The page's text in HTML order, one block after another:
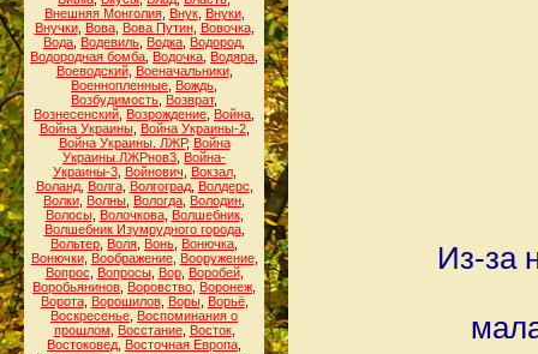
Внешняя Монголия, Внук, Внуки,
Внучки, Вова, Вова Путин, Вовочка,
Вода Водевиль Водка Водород
Водородная бомба Водочка Водяра
Воеводский, Военачальники,
Военнопленные Вождь
Возбудимость Возврат,
Вознесенский Возрождение Война
Война Украины, Война Украины-2,
Война Украины. ЛЖР, Война
Украины.ЛЖРнов3 Война-
Украины-3, Войнович Вокзал,
Воланд, Волга, Волгоград, Волдерс
Волки Волны Вологда Володин
Волосы, Волочкова, Волшебник,
Волшебник Изумрудного города,
Вольтер Воля Вонь Вонючка
Вонючки, Воображение, Вооружение,
Вопрос
Вопросы, Вор, Воробей,
Воробьянинов Воровство Воронеж
Ворота, Ворошилов, Воры, Ворьё,
Воскресенье Воспоминания о
прошлом
Восстание, Восток,
Востоковед Восточная Европа
Из-за